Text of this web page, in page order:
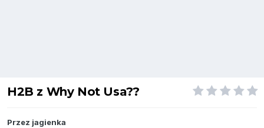
H2B z Why Not Usa??
Przez jagienka